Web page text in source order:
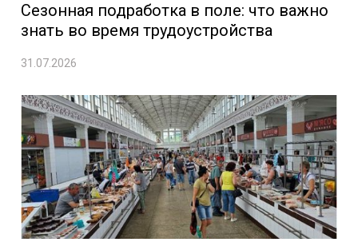
Сезонная подработка в поле: что важно
знать во время трудоустройства
31.07.2026